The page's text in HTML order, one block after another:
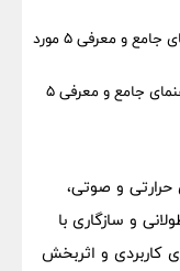
و معرفی ۵ مورد
و صوتی،
و سازگاری با
کاربردی و اثربخش